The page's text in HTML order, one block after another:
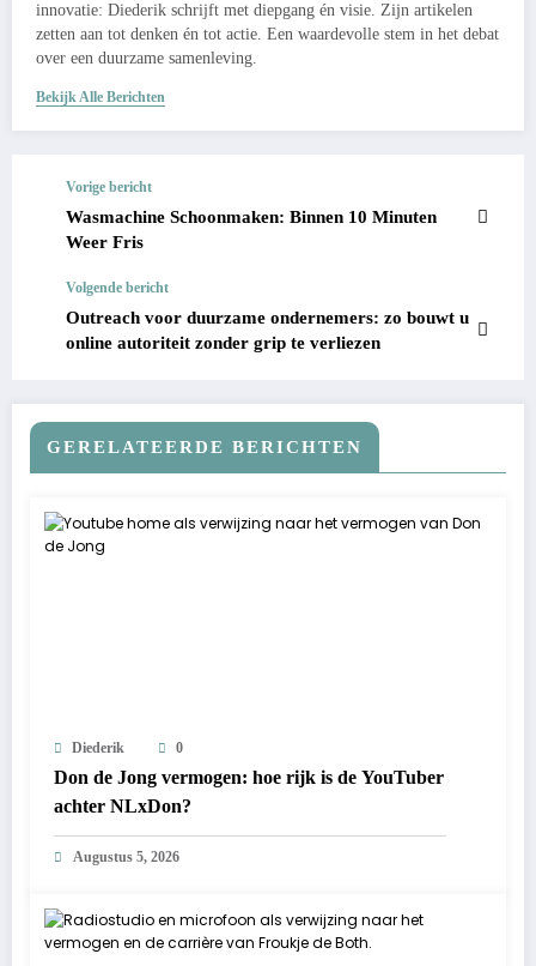
innovatie: Diederik schrijft met diepgang én visie. Zijn artikelen
zetten aan tot denken én tot actie. Een waardevolle stem in het debat
over een duurzame samenleving.
Bekijk Alle Berichten
Vorige bericht
Wasmachine Schoonmaken: Binnen 10 Minuten
Weer Fris
Volgende bericht
Outreach voor duurzame ondernemers: zo bouwt u
online autoriteit zonder grip te verliezen
GERELATEERDE BERICHTEN
Diederik 0
Don de Jong vermogen: hoe rijk is de YouTuber
achter NLxDon?
Augustus 5, 2026